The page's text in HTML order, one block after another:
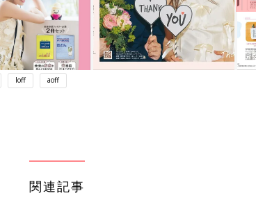
loff aoff
関連記事